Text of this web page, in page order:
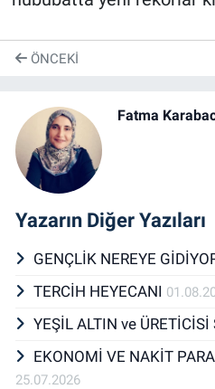
ÖNCEKI
Fatma
Yazarın Diğer Yazıları
GENÇLİK NEREYE
TERCİH HEYECANI
YEŞİL ALTIN ve ÜRETİCİSİ
EKONOMİ VE NAKİT
25.07.2026